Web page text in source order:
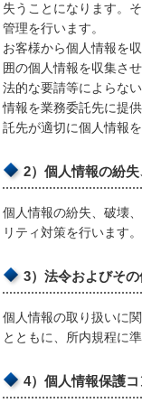
失うことになります。
管理を行います。
お客様から個人情報を
囲の個人情報を収集さ
法的な要請等によらな
情報を業務委託先に提
託先が適切に個人情報
2）個人情報の紛
個人情報の紛失、破壊
リティ対策を行います。
3）法令およびその
個人情報の取り扱いに
とともに、所内規程に
4）個人情報保護